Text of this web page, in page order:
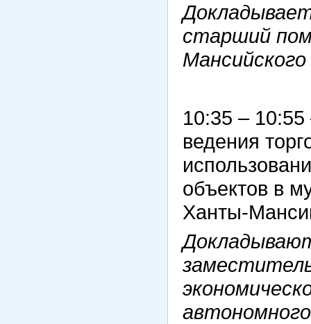
старший
10:35 –
ведения
объектов в
Ханты-